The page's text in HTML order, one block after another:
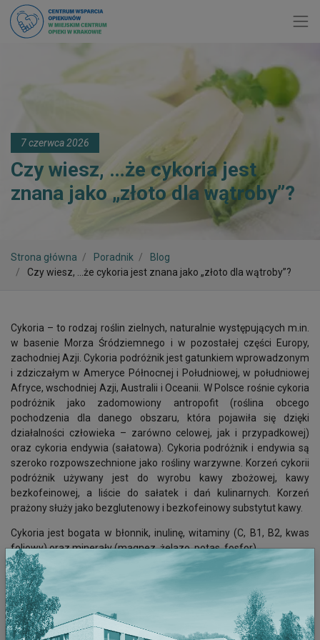
7 czerwca 2026
Czy wiesz, …że cykoria jest
znana jako „złoto dla wątroby”?
Strona główna Poradnik
Blog
Czy wiesz, …że cykoria jest znana jako „złoto dla wątroby”?
Cykoria – to rodzaj roślin zielnych, naturalnie występujących m.in.
w basenie Morza Śródziemnego i w pozostałej części Europy,
zachodniej Azji. Cykoria podróżnik jest gatunkiem wprowadzonym
i zdziczałym w Ameryce Północnej i Południowej, w południowej
Afryce, wschodniej Azji, Australii i Oceanii. W Polsce rośnie cykoria
podróżnik jako zadomowiony antropofit (roślina obcego
pochodzenia dla danego obszaru, która pojawiła się dzięki
działalności człowieka – zarówno celowej, jak i przypadkowej)
oraz cykoria endywia (sałatowa). Cykoria podróżnik i endywia są
szeroko rozpowszechnione jako rośliny warzywne. Korzeń cykorii
podróżnik używany jest do wyrobu kawy zbożowej, kawy
bezkofeinowej, a liście do sałatek i dań kulinarnych. Korzeń
prażony służy jako bezglutenowy i bezkofeinowy substytut kawy.
Cykoria jest bogata w błonnik, inulinę, witaminy (C, B1, B2, kwas
foliowy) oraz minerały (magnez, żelazo, potas, fosfor).
Cykoria to wartościowe warzywo, które łączy walory smakowe z
licznymi korzyściami zdrowotnymi, dlatego warto włączyć ją do
codziennej diety.
Cykoria jest zdrowym dodatkiem do diety, szczególnie dla osób z